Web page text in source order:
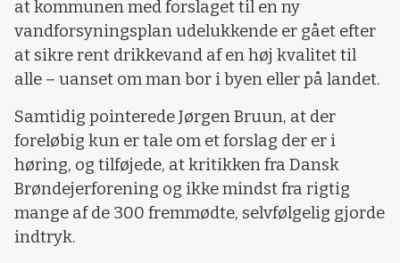
at kommunen med forslaget til en ny
vandforsyningsplan udelukkende er gået efter
at sikre rent drikkevand af en høj kvalitet til
alle – uanset om man bor i byen eller på landet.
Samtidig pointerede Jørgen Bruun, at der
foreløbig kun er tale om et forslag der er i
høring, og tilføjede, at kritikken fra Dansk
Brøndejerforening og ikke mindst fra rigtig
mange af de 300 fremmødte, selvfølgelig gjorde
indtryk.